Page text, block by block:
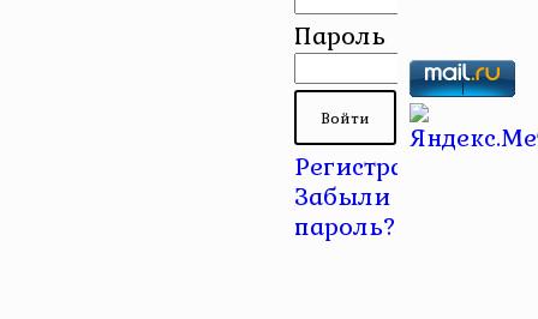
Пароль
Регистрация
Забыли
пароль?